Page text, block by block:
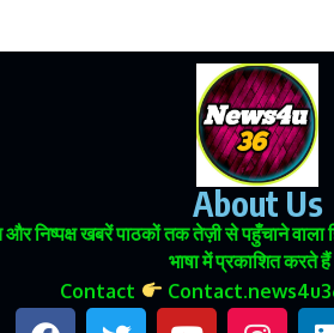
About Us
निष्पक्ष खबरें पाठकों तक तेज़ी से पहुँचाने
भाषा में प्रकाशित करते
Contact